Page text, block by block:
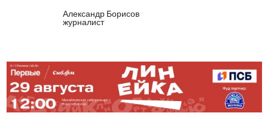
Александр Борисов
журналист